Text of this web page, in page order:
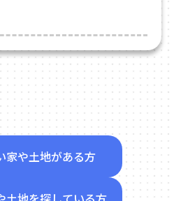
家や土地がある方